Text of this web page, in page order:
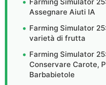
Assegnare Aiuti IA
Farming Simulator
varietà di frutta
Farming Simulator
Conservare Carote,
Barbabietole